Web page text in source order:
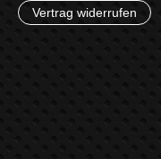
Vertrag widerrufen